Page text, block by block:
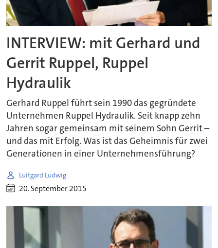
INTERVIEW: mit Gerhard und
Gerrit Ruppel, Ruppel
Hydraulik
Gerhard Ruppel führt sein 1990 das gegründete
Unternehmen Ruppel Hydraulik. Seit knapp zehn
Jahren sogar gemeinsam mit seinem Sohn Gerrit –
und das mit Erfolg. Was ist das Geheimnis für zwei
Generationen in einer Unternehmensführung?
Luitgard Ludwig
20. September 2015